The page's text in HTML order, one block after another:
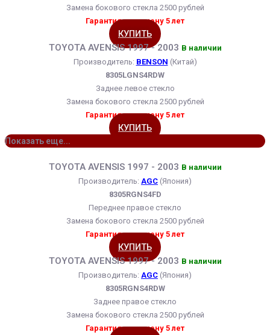
Замена бокового стекла 2500 рублей
Гарантия на замену 5 лет
КУПИТЬ
TOYOTA AVENSIS 1997 - 2003 В наличии
Производитель: BENSON (Китай)
8305LGNS4RDW
Заднее левое стекло
Замена бокового стекла 2500 рублей
Гарантия на замену 5 лет
КУПИТЬ
Показать еще...
TOYOTA AVENSIS 1997 - 2003 В наличии
Производитель: AGC (Япония)
8305RGNS4FD
Переднее правое стекло
Замена бокового стекла 2500 рублей
Гарантия на замену 5 лет
КУПИТЬ
TOYOTA AVENSIS 1997 - 2003 В наличии
Производитель: AGC (Япония)
8305RGNS4RDW
Заднее правое стекло
Замена бокового стекла 2500 рублей
Гарантия на замену 5 лет